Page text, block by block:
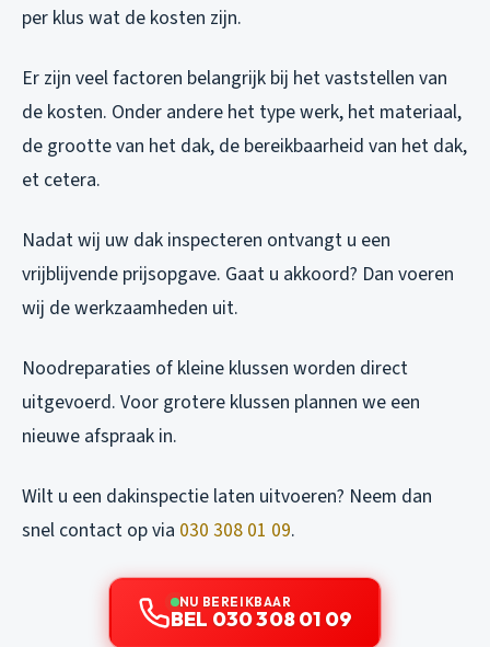
per klus wat de kosten zijn.
Er zijn veel factoren belangrijk bij het vaststellen van
de kosten. Onder andere het type werk, het materiaal,
de grootte van het dak, de bereikbaarheid van het dak,
et cetera.
Nadat wij uw dak inspecteren ontvangt u een
vrijblijvende prijsopgave. Gaat u akkoord? Dan voeren
wij de werkzaamheden uit.
Noodreparaties of kleine klussen worden direct
uitgevoerd. Voor grotere klussen plannen we een
nieuwe afspraak in.
Wilt u een dakinspectie laten uitvoeren? Neem dan
snel contact op via 030 308 01 09.
NU BEREIKBAAR
BEL 030 308 01 09